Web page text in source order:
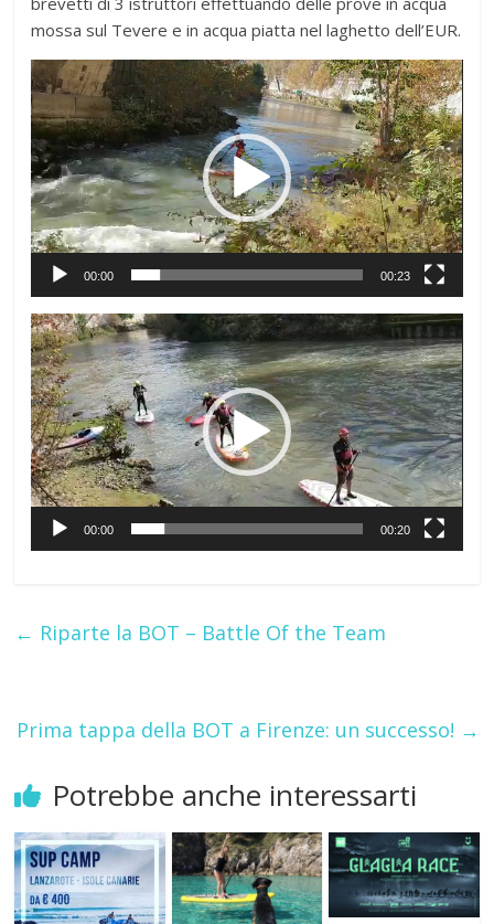
mossa sul Tevere e in acqua piatta nel laghetto dell’EUR.
Video
Player
00:00 00:23
Video
Player
00:00 00:20
← Riparte la BOT – Battle Of the Team
Prima tappa della BOT a Firenze: un successo! →
Potrebbe anche interessarti